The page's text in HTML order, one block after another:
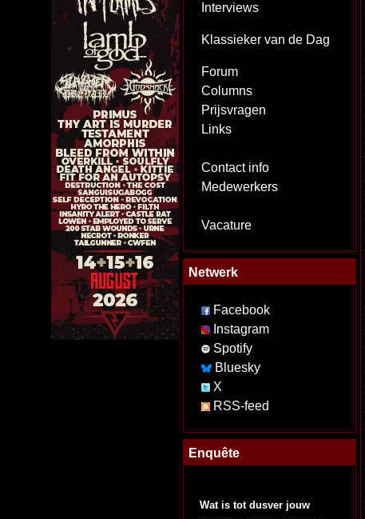
Interviews
Klassieker van de Dag
Forum
Columns
Prijsvragen
Links
Contact info
Medewerkers
Vacature
Netwerk
Facebook
Instagram
Spotify
Bluesky
X
RSS-feed
Enquête
Wat is tot dusver jouw